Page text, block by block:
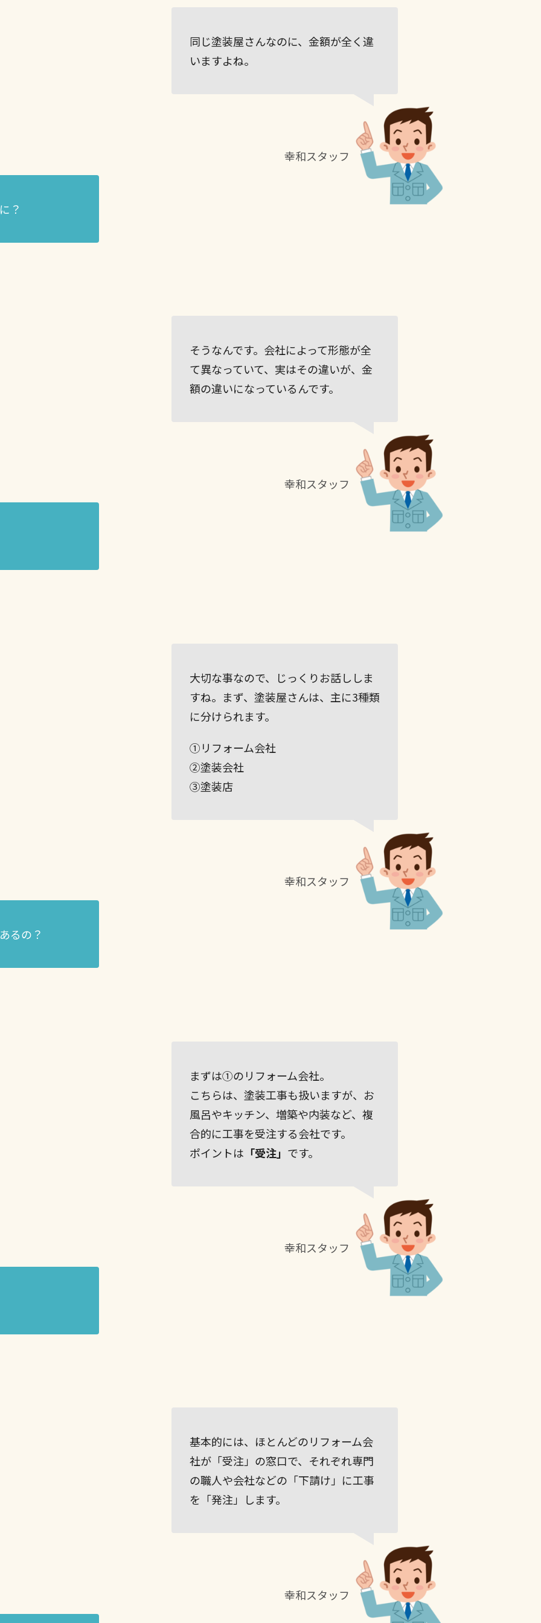
同じ塗装屋さんなのに、金額が全く違
いますよね。
幸和スタッフ
？
そうなんです。会社によって形態が全
て異なっていて、実はその違いが、金
額の違いになっているんです。
幸和スタッフ
大切な事なので、じっくりお話ししま
すね。まず、塗装屋さんは、主に3種類
に分けられます。
①リフォーム会社
②塗装会社
③塗装店
幸和スタッフ
るの？
まずは①のリフォーム会社。
こちらは、塗装工事も扱いますが、お
風呂やキッチン、増築や内装など、複
合的に工事を受注する会社です。
ポイントは 「受注」 です。
幸和スタッフ
基本的には、ほとんどのリフォーム会
社が「受注」の窓口で、それぞれ専門
の職人や会社などの「下請け」に工事
を「発注」します。
幸和スタッフ